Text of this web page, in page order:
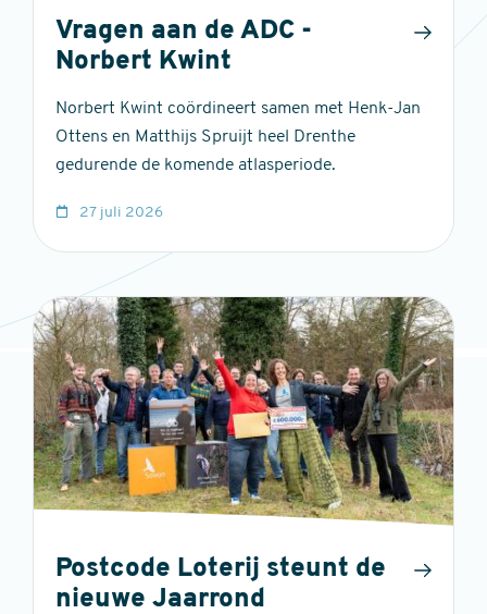
Vragen aan de ADC -
Norbert Kwint
Norbert Kwint coördineert samen met Henk-Jan
Ottens en Matthijs Spruijt heel Drenthe
gedurende de komende atlasperiode.
27 juli 2026
Postcode Loterij steunt de
nieuwe Jaarrond